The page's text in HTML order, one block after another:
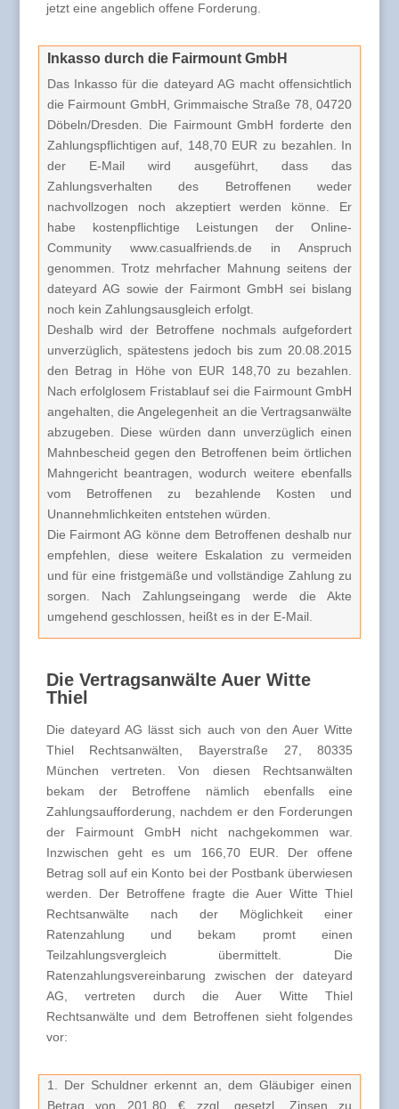
jetzt eine angeblich offene Forderung.
Inkasso durch die Fairmount GmbH
Das Inkasso für die dateyard AG macht offensichtlich
die Fairmount GmbH, Grimmaische Straße 78, 04720
Döbeln/Dresden. Die Fairmount GmbH forderte den
Zahlungspflichtigen auf, 148,70 EUR zu bezahlen. In
der E-Mail wird ausgeführt, dass das
Zahlungsverhalten des Betroffenen weder
nachvollzogen noch akzeptiert werden könne. Er
habe kostenpflichtige Leistungen der Online-
Community www.casualfriends.de in Anspruch
genommen. Trotz mehrfacher Mahnung seitens der
dateyard AG sowie der Fairmont GmbH sei bislang
noch kein Zahlungsausgleich erfolgt.
Deshalb wird der Betroffene nochmals aufgefordert
unverzüglich, spätestens jedoch bis zum 20.08.2015
den Betrag in Höhe von EUR 148,70 zu bezahlen.
Nach erfolglosem Fristablauf sei die Fairmount GmbH
angehalten, die Angelegenheit an die Vertragsanwälte
abzugeben. Diese würden dann unverzüglich einen
Mahnbescheid gegen den Betroffenen beim örtlichen
Mahngericht beantragen, wodurch weitere ebenfalls
vom Betroffenen zu bezahlende Kosten und
Unannehmlichkeiten entstehen würden.
Die Fairmont AG könne dem Betroffenen deshalb nur
empfehlen, diese weitere Eskalation zu vermeiden
und für eine fristgemäße und vollständige Zahlung zu
sorgen. Nach Zahlungseingang werde die Akte
umgehend geschlossen, heißt es in der E-Mail.
Die Vertragsanwälte Auer Witte
Thiel
Die dateyard AG lässt sich auch von den Auer Witte
Thiel Rechtsanwälten, Bayerstraße 27, 80335
München vertreten. Von diesen Rechtsanwälten
bekam der Betroffene nämlich ebenfalls eine
Zahlungsaufforderung, nachdem er den Forderungen
der Fairmount GmbH nicht nachgekommen war.
Inzwischen geht es um 166,70 EUR. Der offene
Betrag soll auf ein Konto bei der Postbank überwiesen
werden. Der Betroffene fragte die Auer Witte Thiel
Rechtsanwälte nach der Möglichkeit einer
Ratenzahlung und bekam promt einen
Teilzahlungsvergleich übermittelt. Die
Ratenzahlungsvereinbarung zwischen der dateyard
AG, vertreten durch die Auer Witte Thiel
Rechtsanwälte und dem Betroffenen sieht folgendes
vor:
1. Der Schuldner erkennt an, dem Gläubiger einen
Betrag von 201,80 € zzgl. gesetzl. Zinsen zu